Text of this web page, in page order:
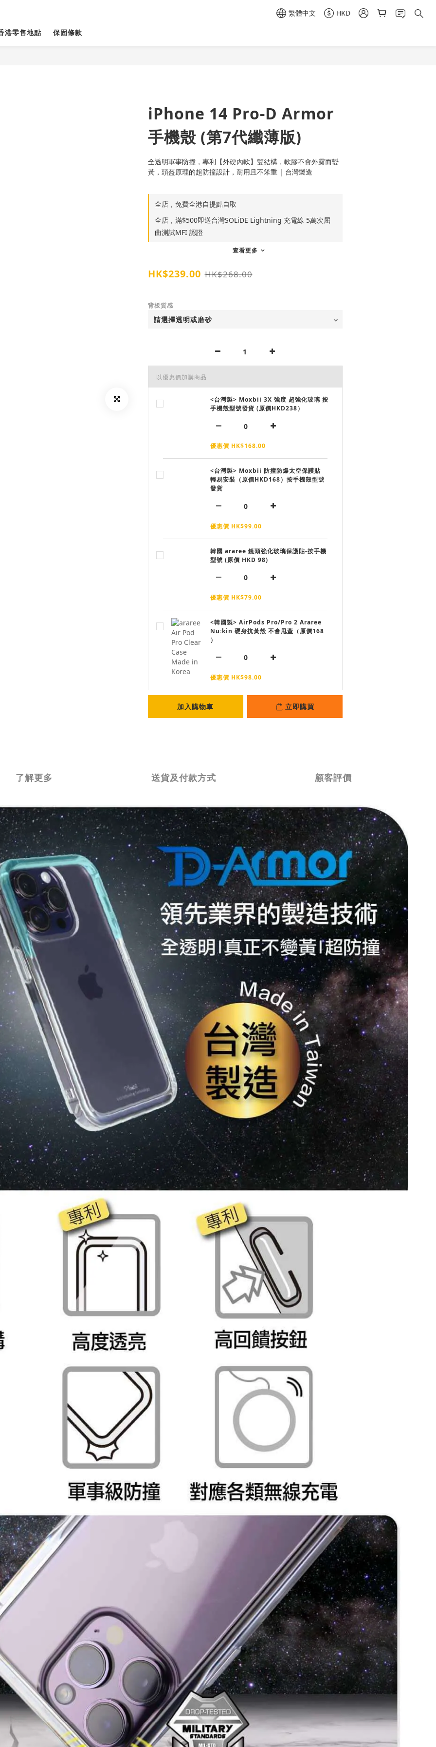
繁體中文 HKD
港零售地點 保固條款
iPhone 14 Pro-D Armor
手機殼 (第7代纖薄版)
全透明軍事防撞，專利【外硬內軟】雙結構，軟膠不會外露而變
黃，頭盔原理的超防撞設計，耐用且不笨重 | 台灣製造
全店，免費全港自提點自取
全店，滿$500即送台灣SOLiDE Lightning 充電線 5萬次屈
曲測試MFI 認證
查看更多
HK$239.00 HK$268.00
背板質感
以優惠價加購商品
<台灣製> Moxbii 3X 強度 超強化玻璃 按
手機殼型號發貨 (原價HKD238）
優惠價 HK$168.00
<台灣製> Moxbii 防撞防爆太空保護貼
輕易安裝（原價HKD168）按手機殼型號
發貨
優惠價 HK$99.00
韓國 araree 鏡頭強化玻璃保護貼-按手機
型號 (原價 HKD 98)
優惠價 HK$79.00
<韓國製> AirPods Pro/Pro 2 Araree
Nu:kin 硬身抗黃殼 不會甩蓋（原價168
）
優惠價 HK$98.00
加入購物車 立即購買
了解更多 送貨及付款方式 顧客評價